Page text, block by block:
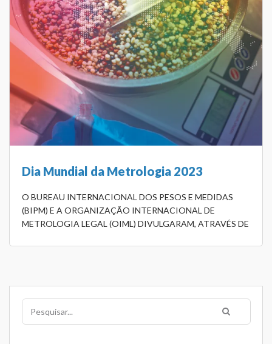
Dia Mundial da Metrologia 2023
O BUREAU INTERNACIONAL DOS PESOS E MEDIDAS
(BIPM) E A ORGANIZAÇÃO INTERNACIONAL DE
METROLOGIA LEGAL (OIML) DIVULGARAM, ATRAVÉS DE
Pesquisar